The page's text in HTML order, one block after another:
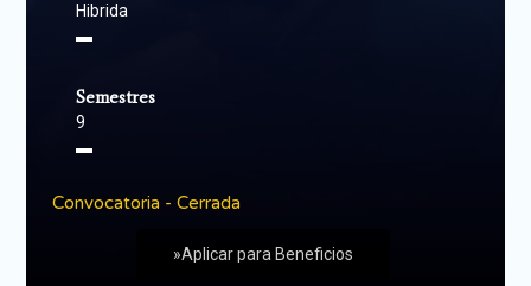
Hibrida
▬
Semestres
9
▬
Convocatoria - Cerrada
»Aplicar para Beneficios